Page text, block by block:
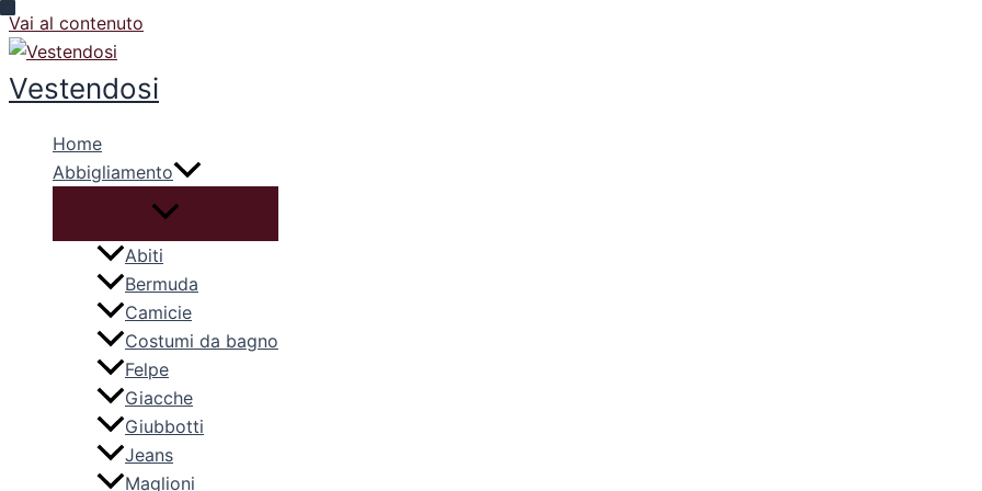
Vai al contenuto
Vestendosi
Home
Abbigliamento
Abiti
Bermuda
Camicie
Costumi da bagno
Felpe
Giacche
Giubbotti
Jeans
Maglioni